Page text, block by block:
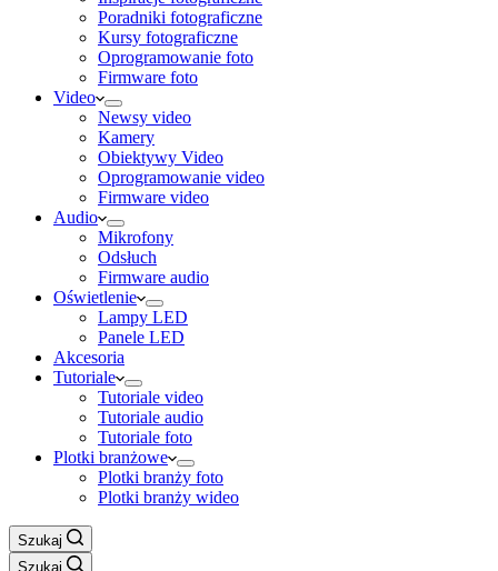
Poradniki fotograficzne
Kursy fotograficzne
Oprogramowanie foto
Firmware foto
Video
Newsy video
Kamery
Obiektywy Video
Oprogramowanie video
Firmware video
Audio
Mikrofony
Odsłuch
Firmware audio
Oświetlenie
Lampy LED
Panele LED
Akcesoria
Tutoriale
Tutoriale video
Tutoriale audio
Tutoriale foto
Plotki branżowe
Plotki branży foto
Plotki branży wideo
Szukaj
Szukaj